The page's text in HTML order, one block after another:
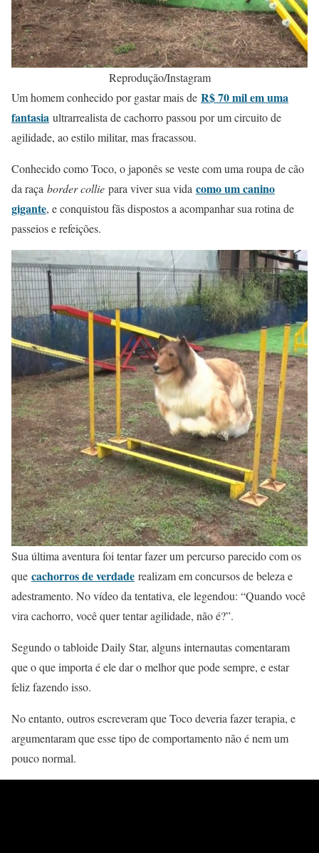
Reprodução/Instagram
Um homem conhecido por gastar mais de R$ 70 mil em uma
fantasia ultrarrealista de cachorro passou por um circuito de
agilidade, ao estilo militar, mas fracassou.
Conhecido como Toco, o japonês se veste com uma roupa de cão
da raça border collie para viver sua vida como um canino
gigante, e conquistou fãs dispostos a acompanhar sua rotina de
passeios e refeições.
Sua última aventura foi tentar fazer um percurso parecido com os
que cachorros de verdade realizam em concursos de beleza e
adestramento. No vídeo da tentativa, ele legendou: “Quando você
vira cachorro, você quer tentar agilidade, não é?”.
Segundo o tabloide Daily Star, alguns internautas comentaram
que o que importa é ele dar o melhor que pode sempre, e estar
feliz fazendo isso.
No entanto, outros escreveram que Toco deveria fazer terapia, e
argumentaram que esse tipo de comportamento não é nem um
pouco normal.